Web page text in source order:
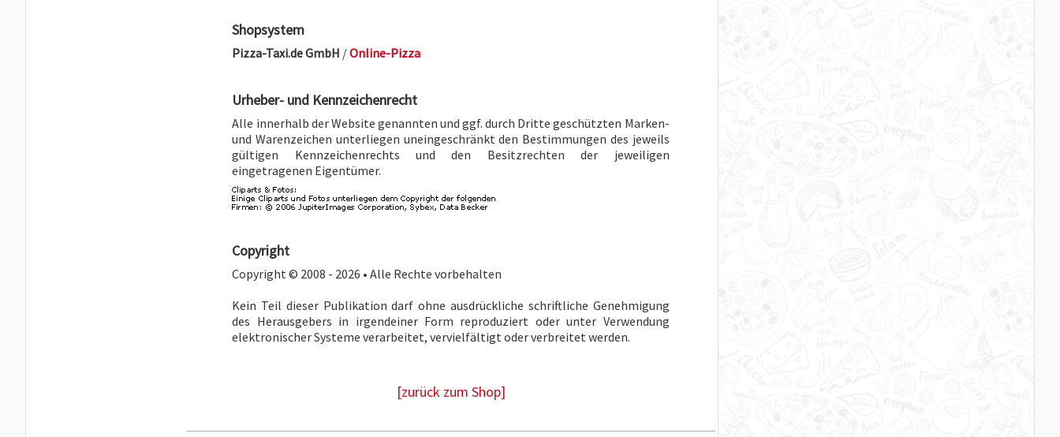
Shopsystem
Pizza-Taxi.de GmbH /Online-Pizza
Urheber- und Kennzeichenrecht
Alle innerhalb der Website genannten und ggf. durch Dritte geschützten Marken-
und Warenzeichen unterliegen uneingeschränkt den Bestimmungen des jeweils
gültigen Kennzeichenrechts und den Besitzrechten der jeweiligen
eingetragenen Eigentümer.
Copyright
Copyright © 2008 - 2026 • Alle Rechte vorbehalten
Kein Teil dieser Publikation darf ohne ausdrückliche schriftliche Genehmigung
des Herausgebers in irgendeiner Form reproduziert oder unter Verwendung
elektronischer Systeme verarbeitet, vervielfältigt oder verbreitet werden.
[zurück zum Shop]